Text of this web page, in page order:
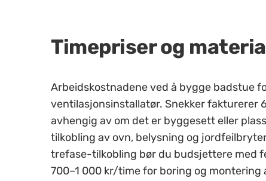
Timepriser og
Arbeidskostnadene ved å bygge badstue
ventilasjonsinstallatør. Snekker fakturerer
avhengig av om det er byggesett eller
tilkobling av ovn, belysning og
trefase-tilkobling bør du budsjettere med
700–1 000 kr/time for boring og